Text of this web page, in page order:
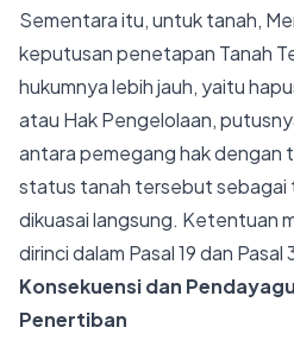
Sementara itu, untuk tanah,
keputusan penetapan Tanah
hukumnya lebih jauh, yaitu
atau Hak Pengelolaan,
antara pemegang hak dengan
status tanah tersebut sebagai
dikuasai langsung. Ketentuan
dirinci dalam Pasal 19 dan
Konsekuensi dan
Penertiban